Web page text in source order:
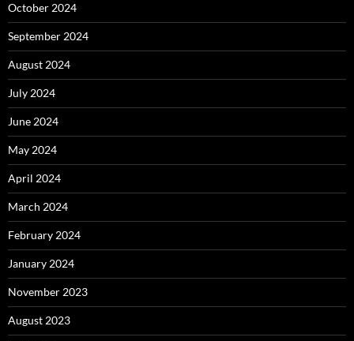
October 2024
September 2024
August 2024
July 2024
June 2024
May 2024
April 2024
March 2024
February 2024
January 2024
November 2023
August 2023